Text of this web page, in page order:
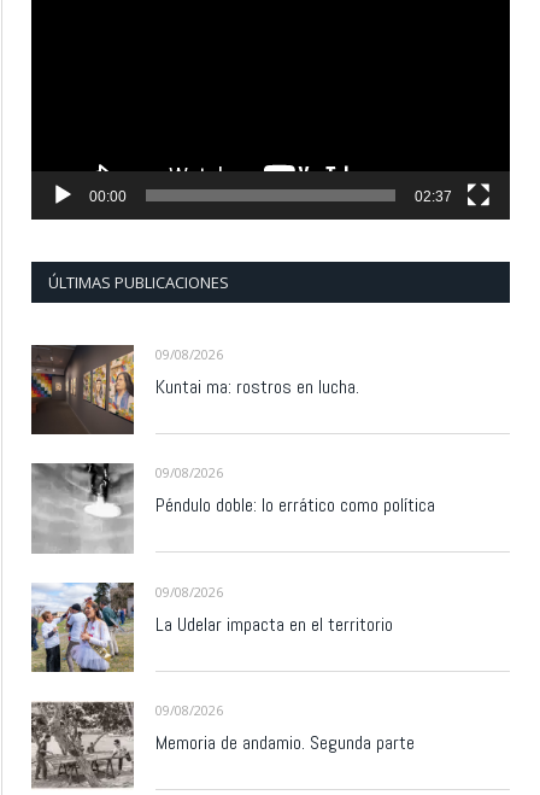
00:00 02:37
ÚLTIMAS PUBLICACIONES
09/08/2026
Kuntai ma: rostros en lucha.
09/08/2026
Péndulo doble: lo errático como política
09/08/2026
La Udelar impacta en el territorio
09/08/2026
Memoria de andamio. Segunda parte